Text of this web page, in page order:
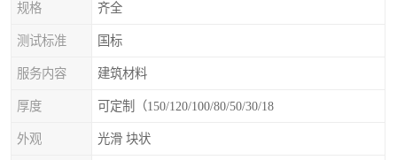
规格 齐全
测试标准 国标
服务内容 建筑材料
厚度 可定制（150/120/100/80/50/30/18
外观 光滑 块状